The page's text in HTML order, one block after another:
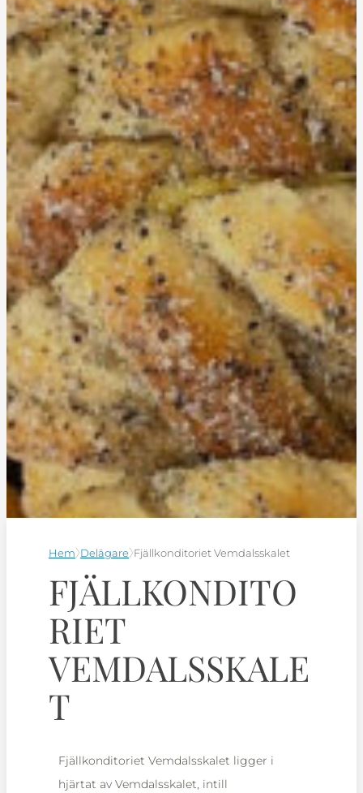
Hem Delägare Fjällkonditoriet Vemdalsskalet
FJÄLLKONDITO
RIET
VEMDALSSKALE
T
Fjällkonditoriet Vemdalsskalet ligger i
hjärtat av Vemdalsskalet, intill